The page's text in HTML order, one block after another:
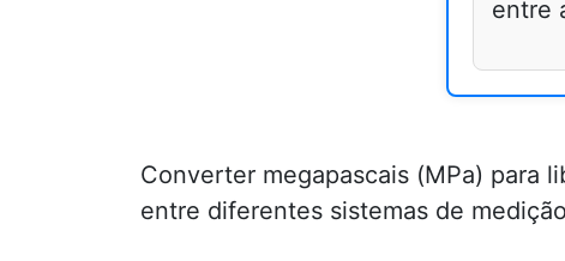
entre
Converter megapascais (MPa) para
entre diferentes sistemas de